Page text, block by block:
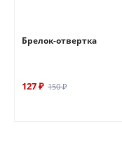
Брелок-отвертка
127 ₽ 150 ₽